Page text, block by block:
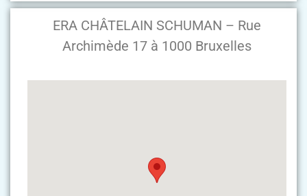
ERA CHÂTELAIN SCHUMAN – Rue
Archimède 17 à 1000 Bruxelles